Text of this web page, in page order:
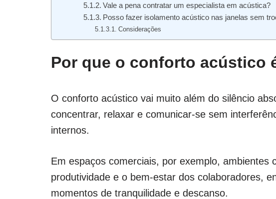
Vale a pena contratar um especialista em acústica?
Posso fazer isolamento acústico nas janelas sem
Considerações
Por que o conforto acústico
O conforto acústico vai muito além do silêncio
concentrar, relaxar e comunicar-se sem
internos.
Em espaços comerciais, por exemplo, ambientes
produtividade e o bem-estar dos colaboradores,
momentos de tranquilidade e descanso.